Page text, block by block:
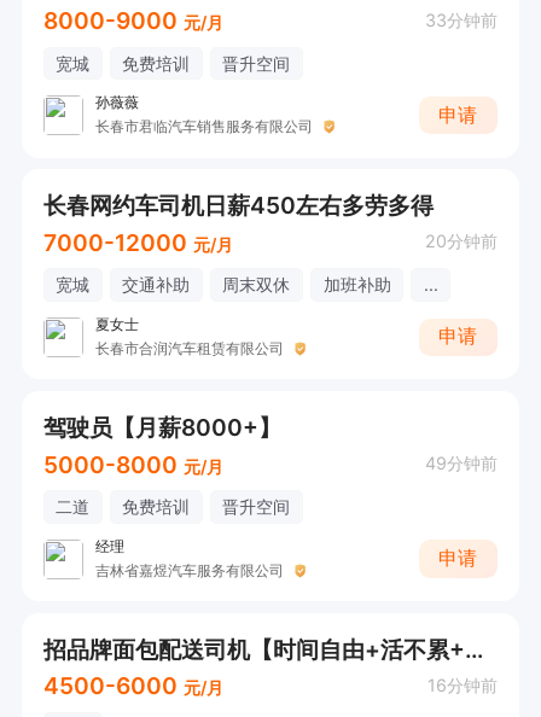
8000-9000 元/月 33分钟前
宽城 免费培训 晋升空间
孙薇薇
长春市君临汽车销售服务有限公司
申请
长春网约车司机日薪450左右多劳多得
7000-12000 元/月 20分钟前
宽城 交通补助 周末双休 加班补助 ...
夏女士
长春市合润汽车租赁有限公司
申请
驾驶员【月薪8000+】
5000-8000 元/月 49分钟前
二道 免费培训 晋升空间
经理
吉林省嘉煜汽车服务有限公司
申请
招品牌面包配送司机【时间自由+活不累+4500-6000元+老板人好】
4500-6000 元/月 16分钟前